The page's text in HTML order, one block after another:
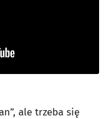
ale trzeba się